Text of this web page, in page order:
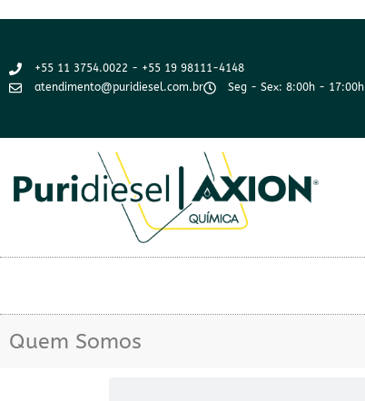
+55 11 3754.0022 - +55 19 98111-4148
atendimento@puridiesel.com.br
Seg - Sex: 8:00h - 17:00h
Quem Somos